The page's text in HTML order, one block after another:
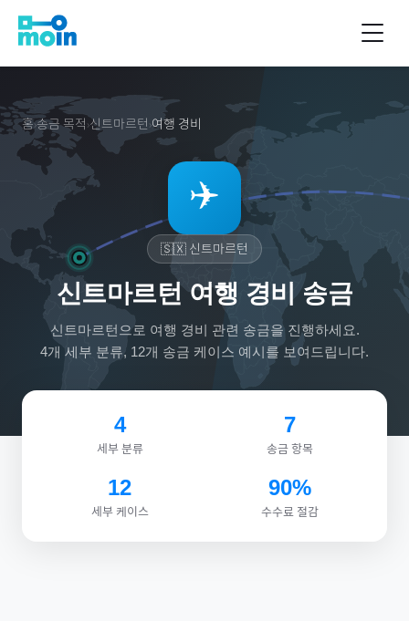
홈›송금 목적 ›신트마르턴 ›여행 경비
✈️
🇸🇽 신트마르턴
신트마르턴 여행 경비 송금
신트마르턴 으로 여행 경비 관련 송금을 진행하세요.
4개 세부 분류, 12개 송금 케이스 예시를 보여드립니다.
4
세부 분류
7
송금 항목
12
세부 케이스
90%
수수료 절감